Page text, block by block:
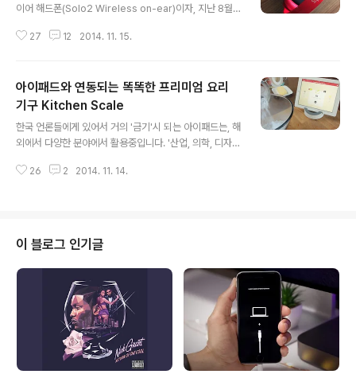
이어 해드폰(Solo2 Wireless on-ear)이자, 지난 8월
으로 출시된 첫번째 오디오 제품이 출시됐다. 아직 비츠 웹
폰을 입수하여, 사진과 함께 동영상을 개재했고, 첫인상을
소개하고자 한다. 비츠 솔로2 무선 헤도폰은 지난 5월 비
츠에서 선보였던 솔로2와 같은 디자인이다. 헤드폰의 밴드
부위에 비츠 커다란 로고가 특징이다. 박스에는 몇군데 작
은 비츠 로고 문구가 새겨져 있고, (FCC에 등록된 문서 내
용과 달리)솔로2 무선 해드폰에 대한 애플 브랜드 혹은..
27 12 2014. 11. 15.
아이패드와 연동되는 똑똑한 프리미엄 요리
기구 Kitchen Scale
한국 언론들에게 있어서 거의 '금기'시 되는 아이패드는, 해
외에서 다양한 분야에서 활용중입니다. '산업, 의학, 디자
무한대에 가까운 컨텐츠는 말 그대로 본전 뽑는 기기로 자
기입니다. 아이패드를 통해 요리법을 확인하고, 재료를 준
비한 다음 얼마 만큼의 재료를 넣을지 Kitchen Scale에
올려 두면 실시간으로 디스플레이로 모티터링 되어 요리를
진행할 수 있습니다. (목소리가 살짝 부담스러운..) '똑똑한
프리미엄 요리 기구' Kitchen Scale(https://g..
26 2 2014. 11. 14.
이 블로그 인기글